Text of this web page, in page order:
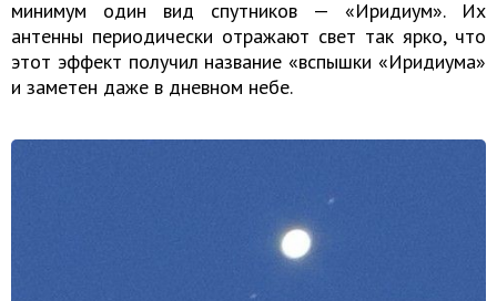
минимум один вид спутников — «Иридиум». Их
антенны периодически отражают свет так ярко, что
этот эффект получил название «вспышки «Иридиума»
и заметен даже в дневном небе.